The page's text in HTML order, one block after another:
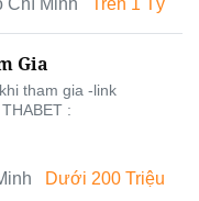
Gia
tham gia -link
:
Dưới 200 Triệu